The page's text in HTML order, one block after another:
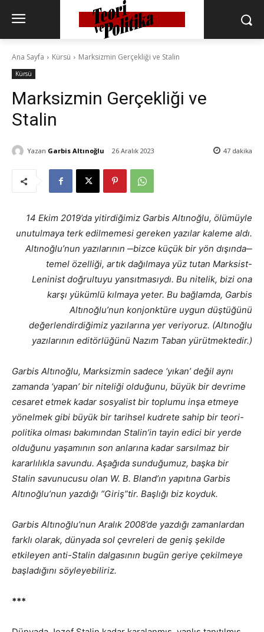
Ana Sayfa Kürsü Marksizmin Gerçekliği ve Stalin
Kürsü
Marksizmin Gerçekliği ve
Stalin
Yazan Garbis Altınoğlu 26 Aralık 2023 47 dakika
14 Ekim 2019’da yitirdiğimiz Garbis Altınoğlu, ölümüyle
unutulmaya terk edilmemesi gereken yazılar kaleme aldı.
Altınoğlu’nun yazılarının ‒bizce küçük bir yön dışında‒
temel özelliği, artık dağılmaya yüz tutan Marksist-
Leninist doğrultuyu yansıtmasıydı. Bu nitelik, bizi ona
karşı yükümlü kılmaya yeter. Bu bağlamda, Garbis
Altınoğlu’nun konjonktüre uygun düştüğünü
değerlendirdiğimiz yazılarına yer veriyoruz. (Altınoğlu
yazılarının editörlüğünü Nazım Taban yürütmektedir.)
Garbis Altınoğlu, Marksizmin sadece ‘yıkan’ değil aynı
zamanda ‘yapan’ bir niteliği olduğunu, büyük bir devrime
cesaret etmek kadar sosyalist bir toplumu inşa etmeye
yönelmek gibi büyük bir tarihsel kudrete sahip bir teori-
politika olması bakımından Stalin’in tayin edici bir yerde
olduğunu yaşamının son anlarına kadar sarsılmaz bir
kararlılıkla savundu. Aşağıda sunduğumuz, başka bir
Stalin savunucusu olan W. B. Bland’ın yapıtına Garbis
Altınoğlu’nun yazdığı “Giriş”tir. Başlığı biz koyduk.
Garbis Altınoğlu’nun Aralık 2008’de yazdığı zamanlardan
farklı olarak, dünyada sol çevreleri de geniş şekilde
etkileyen anti-Stalin dalgasının bugün geriye çekilmeye
başladığını söyleyebiliriz.
***